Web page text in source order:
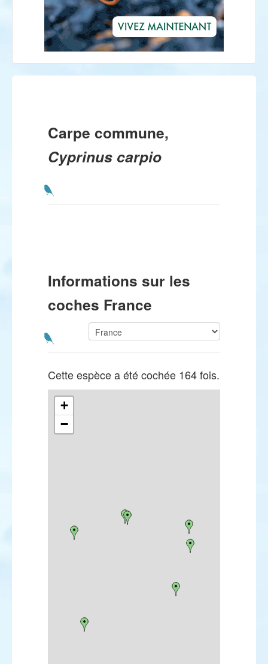
Carpe commune,
Cyprinus carpio
Informations sur les
coches France
Cette espèce a été cochée 164 fois.
+
−